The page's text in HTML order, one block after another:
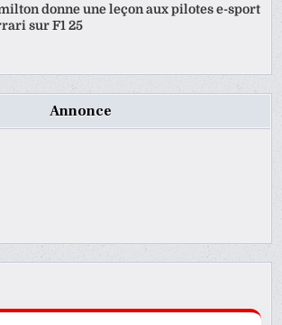
donne une leçon aux pilotes e-sport
sur F1 25
Annonce